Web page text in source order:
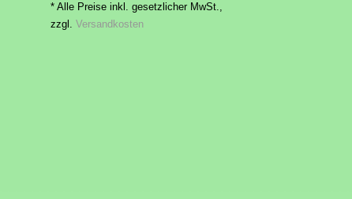
* Alle Preise inkl. gesetzlicher MwSt.,
zzgl. Versandkosten